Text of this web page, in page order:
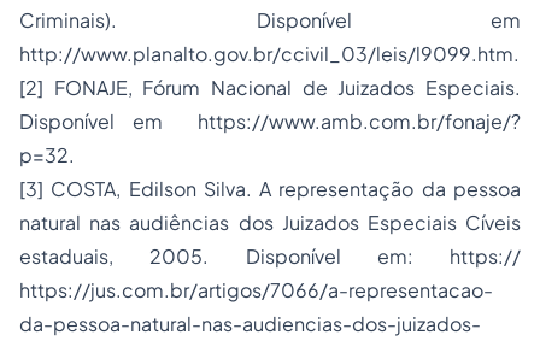
Criminais). Disponível em
http://www.planalto.gov.br/ccivil_03/leis/l9099.htm.
[2] FONAJE, Fórum Nacional de Juizados Especiais.
Disponível em https://www.amb.com.br/fonaje/?
p=32.
[3] COSTA, Edilson Silva.A representação da pessoa
natural nas audiências dos Juizados Especiais Cíveis
estaduais, 2005. Disponível em: https://
https://jus.com.br/artigos/7066/a-representacao-
da-pessoa-natural-nas-audiencias-dos-juizados-